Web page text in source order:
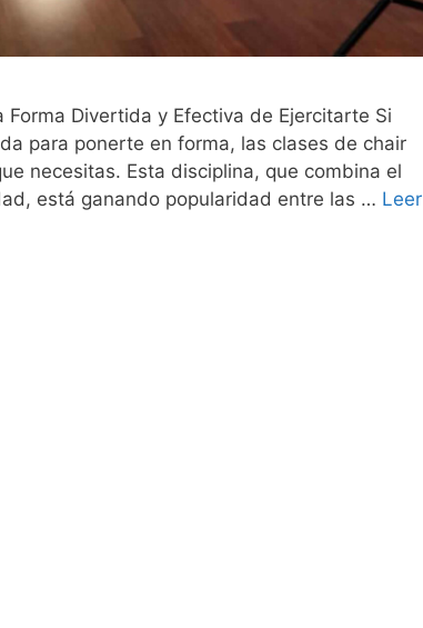
Divertida y Efectiva de Ejercitarte Si
para ponerte en forma, las clases de chair
necesitas. Esta disciplina, que combina el
está ganando popularidad entre las … Leer